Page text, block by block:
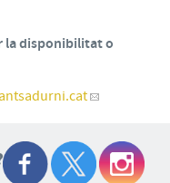
la disponibilitat o